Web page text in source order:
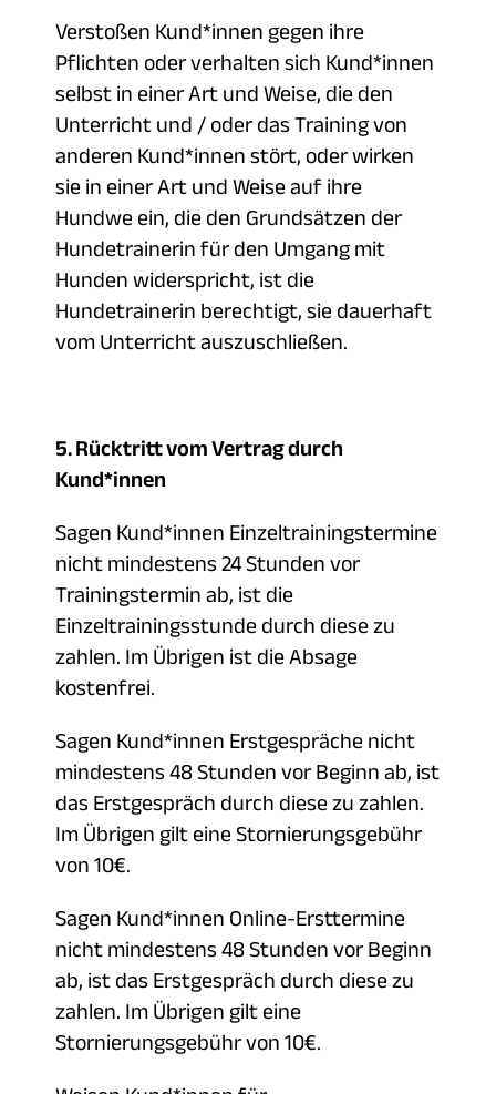
Verstoßen Kund*innen gegen ihre
Pflichten oder verhalten sich Kund*innen
selbst in einer Art und Weise, die den
Unterricht und / oder das Training von
anderen Kund*innen stört, oder wirken
sie in einer Art und Weise auf ihre
Hundwe ein, die den Grundsätzen der
Hundetrainerin für den Umgang mit
Hunden widerspricht, ist die
Hundetrainerin berechtigt, sie dauerhaft
vom Unterricht auszuschließen.
5. Rücktritt vom Vertrag durch
Kund*innen
Sagen Kund*innen Einzeltrainingstermine
nicht mindestens 24 Stunden vor
Trainingstermin ab, ist die
Einzeltrainingsstunde durch diese zu
zahlen. Im Übrigen ist die Absage
kostenfrei.
Sagen Kund*innen Erstgespräche nicht
mindestens 48 Stunden vor Beginn ab, ist
das Erstgespräch durch diese zu zahlen.
Im Übrigen gilt eine Stornierungsgebühr
von 10€.
Sagen Kund*innen Online-Ersttermine
nicht mindestens 48 Stunden vor Beginn
ab, ist das Erstgespräch durch diese zu
zahlen. Im Übrigen gilt eine
Stornierungsgebühr von 10€.